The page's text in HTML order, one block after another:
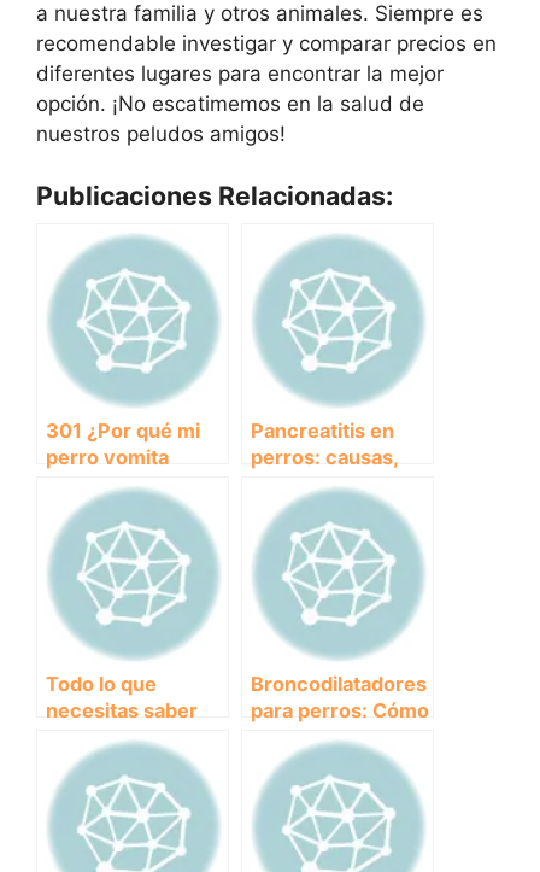
a nuestra familia y otros animales. Siempre es
recomendable investigar y comparar precios en
diferentes lugares para encontrar la mejor
opción. ¡No escatimemos en la salud de
nuestros peludos amigos!
Publicaciones Relacionadas:
301 ¿Por qué mi
perro vomita
sangre? Causas y
soluciones
Pancreatitis en
perros: causas,
síntomas y
tratamientos
recomendados
Todo lo que
necesitas saber
sobre el precio de
la vacuna contra la
rabia para perros
Broncodilatadores
para perros: Cómo
aliviar problemas
respiratorios en tu
mascota